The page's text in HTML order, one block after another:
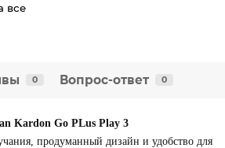
все
0 Вопрос-ответ 0
Kardon Go PLus Play 3
продуманный дизайн и удобство для